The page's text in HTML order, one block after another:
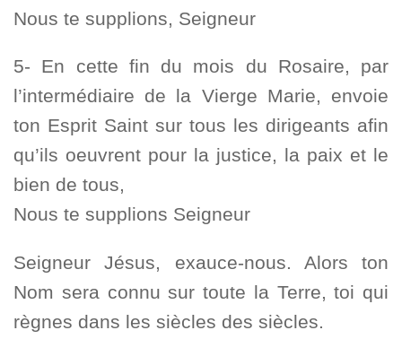
Nous te supplions, Seigneur
5- En cette fin du mois du Rosaire, par
l’intermédiaire de la Vierge Marie, envoie
ton Esprit Saint sur tous les dirigeants afin
qu’ils oeuvrent pour la justice, la paix et le
bien de tous,
Nous te supplions Seigneur
Seigneur Jésus, exauce-nous. Alors ton
Nom sera connu sur toute la Terre, toi qui
règnes dans les siècles des siècles.